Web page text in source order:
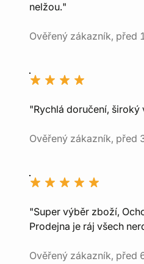
nelžou."
Ověřený zákazník, před
"Rychlá doručení, široký
Ověřený zákazník, před
"Super výběr zboží,
Prodejna je ráj všech
Ověřený zákazník, před